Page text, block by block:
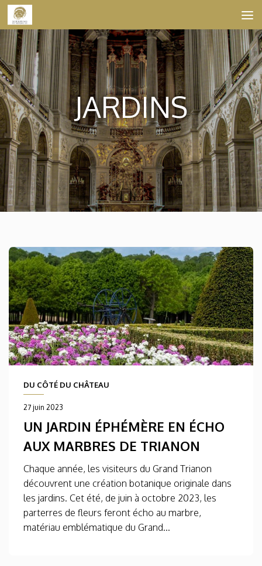
Skip to content
JARDINS
DU CÔTÉ DU CHÂTEAU
27 juin 2023
UN JARDIN ÉPHÉMÈRE EN ÉCHO
AUX MARBRES DE TRIANON
Chaque année, les visiteurs du Grand Trianon
découvrent une création botanique originale dans
les jardins. Cet été, de juin à octobre 2023, les
parterres de fleurs feront écho au marbre,
matériau emblématique du Grand...